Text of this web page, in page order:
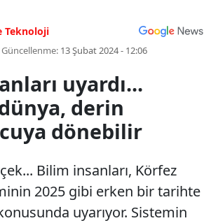
Teknoloji
Güncellenme: 13 Şubat 2024 - 12:06
uyardı...
derin
dönebilir
Bilim insanları, Körfez
2025 gibi erken bir tarihte
uyarıyor. Sistemin